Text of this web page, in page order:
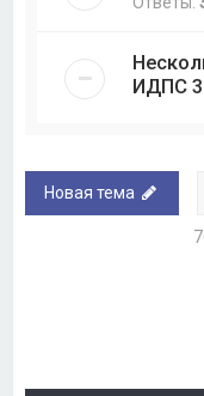
ИДПС 3
Новая тема